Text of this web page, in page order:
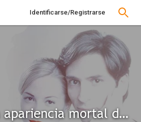
Identificarse/Registrarse
La apariencia mortal del amor